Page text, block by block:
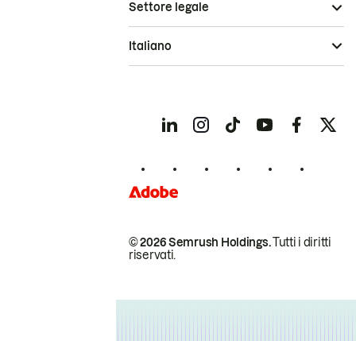
© 2026 Semrush Holdings.Tutti i diritti
riservati.
Settore legale
Italiano